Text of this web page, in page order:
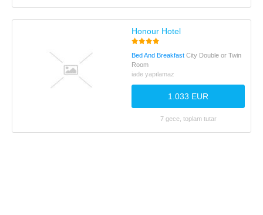
Honour Hotel
Bed And Breakfast City Double or Twin
Room
iade yapılamaz
1.033 EUR
7 gece, toplam tutar